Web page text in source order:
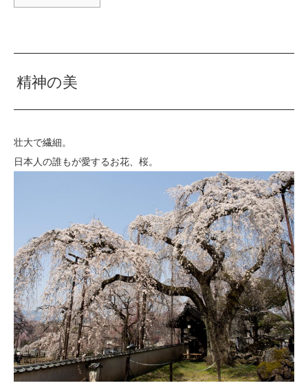
精神の美
壮大で繊細。
日本人の誰もが愛するお花、桜。